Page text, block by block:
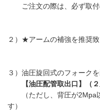
ご注文の際は、必ず取付
２）★アームの補強を推奨
３）油圧旋回式のフォーク
【油圧配管取出口】（
（ただし、背圧が2Mpa
す）